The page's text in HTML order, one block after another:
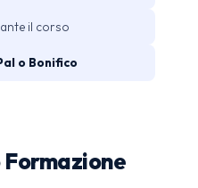
il corso
o Bonifico